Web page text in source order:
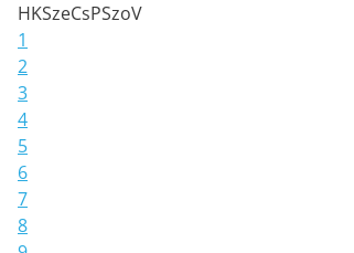
HKSzeCsPSzoV
1
2
3
4
5
6
7
8